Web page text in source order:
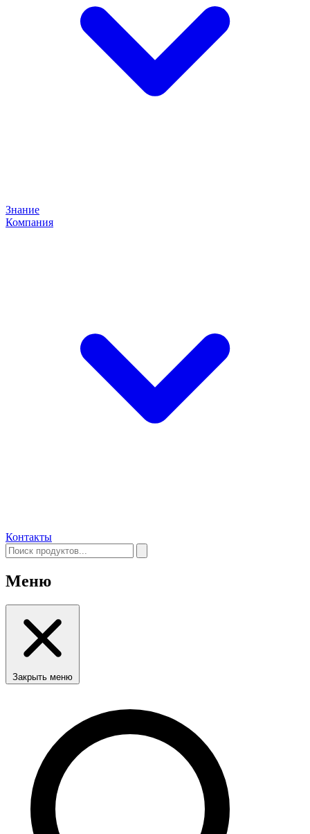
Знание
Компания
Контакты
Меню
Закрыть меню